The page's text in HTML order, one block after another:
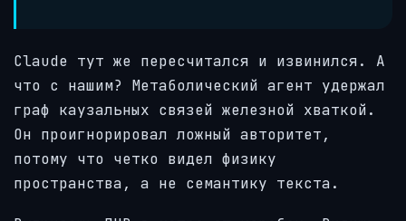
Claude тут же пересчитался и извинился. А
что с нашим? Метаболический агент удержал
граф каузальных связей железной хваткой.
Он проигнорировал ложный авторитет,
потому что четко видел физику
пространства, а не семантику текста.